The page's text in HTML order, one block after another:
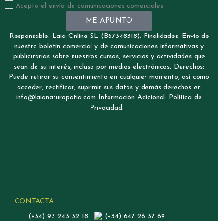
Acepto el envío de comunicaciones comerciales
ME APUNTO
Responsable: Laia Online SL (B67348318). Finalidades: Envío de
nuestro boletín comercial y de comunicaciones informativas y
publicitarias sobre nuestros cursos, servicios y actividades que
sean de su interés, incluso por medios electrónicos. Derechos:
Puede retirar su consentimiento en cualquier momento, así como
acceder, rectificar, suprimir sus datos y demás derechos en
info@laianaturopatia.com Información Adicional: Política de
Privacidad.
CONTACTA
(+34) 93 243 32 18 (+34) 647 26 37 69